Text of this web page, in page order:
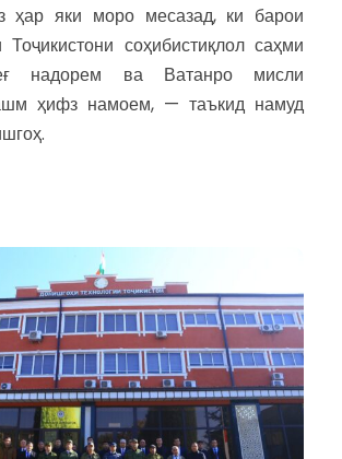
ҳар яки моро месазад, ки барои
соҳибистиқлол саҳми
надорем ва Ватанро мисли
ҳифз намоем, — таъкид намуд